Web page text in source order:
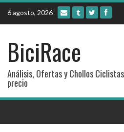
Skip
content
6 agosto, 2026
BiciRace
Análisis, Ofertas y Chollos
precio